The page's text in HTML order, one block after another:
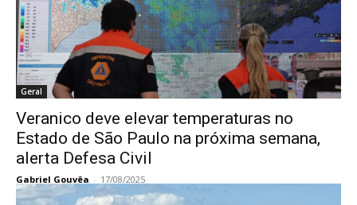
Geral
Veranico deve elevar temperaturas no
Estado de São Paulo na próxima semana,
alerta Defesa Civil
Gabriel Gouvêa - 17/08/2025